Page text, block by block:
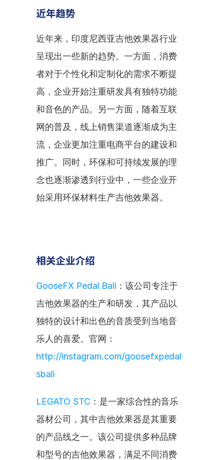
近年趋势
近年来，印度尼西亚吉他效果器行业
呈现出一些新的趋势。一方面，消费
者对于个性化和定制化的需求不断提
高，企业开始注重研发具有独特功能
和音色的产品。另一方面，随着互联
网的普及，线上销售渠道逐渐成为主
流，企业更加注重电商平台的建设和
推广。同时，环保和可持续发展的理
念也逐渐渗透到行业中，一些企业开
始采用环保材料生产吉他效果器。
相关企业介绍
GooseFX Pedal Bali ：该公司专注于
吉他效果器的生产和研发，其产品以
独特的设计和出色的音质受到当地音
乐人的喜爱。官网：
http://instagram.com/goosefxpedal
sbali
LEGATO STC ：是一家综合性的音乐
器材公司，其中吉他效果器是其重要
的产品线之一。该公司提供多种品牌
和型号的吉他效果器，满足不同消费